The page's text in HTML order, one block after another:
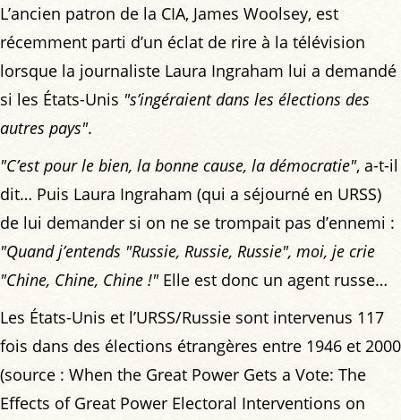
L’ancien patron de la CIA, James Woolsey, est
récemment parti d’un éclat de rire à la télévision
lorsque la journaliste Laura Ingraham lui a demandé
si les États-Unis "s’ingéraient dans les élections des
autres pays".
"C’est pour le bien, la bonne cause, la démocratie", a-t-il
dit… Puis Laura Ingraham (qui a séjourné en URSS)
de lui demander si on ne se trompait pas d’ennemi :
"Quand j’entends "Russie, Russie, Russie", moi, je crie
"Chine, Chine, Chine !"Elle est donc un agent russe…
Les États-Unis et l’URSS/Russie sont intervenus 117
fois dans des élections étrangères entre 1946 et 2000
(source : When the Great Power Gets a Vote: The
Effects of Great Power Electoral Interventions on